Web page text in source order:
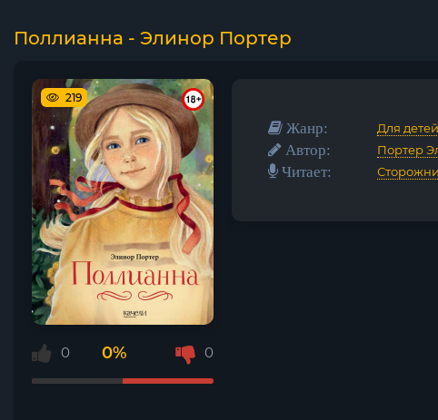
Поллианна - Элинор Портер
219
0 0% 0
Жанр: Для детей
Автор: Портер
Читает: